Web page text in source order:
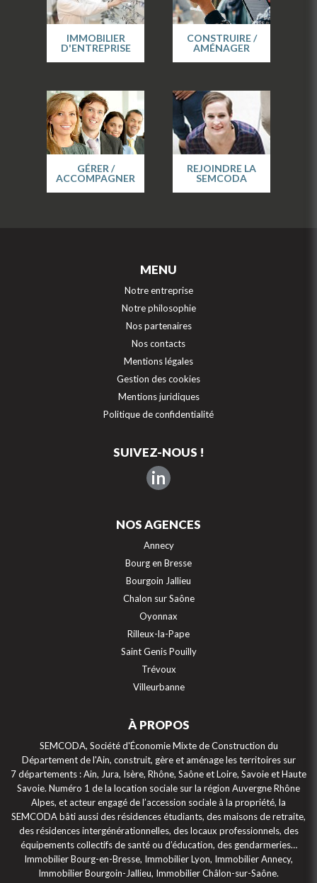
IMMOBILIER
D'ENTREPRISE
CONSTRUIRE /
AMÉNAGER
GÉRER /
ACCOMPAGNER
REJOINDRE LA
SEMCODA
MENU
Notre entreprise
Notre philosophie
Nos partenaires
Nos contacts
Mentions légales
Gestion des cookies
Mentions juridiques
Politique de confidentialité
SUIVEZ-NOUS !
in
NOS AGENCES
Annecy
Bourg en Bresse
Bourgoin Jallieu
Chalon sur Saône
Oyonnax
Rilleux-la-Pape
Saint Genis Pouilly
Trévoux
Villeurbanne
À PROPOS
SEMCODA, Société d'Économie Mixte de Construction du
Département de l'Ain, construit, gère et aménage les territoires sur
7 départements : Ain, Jura, Isère, Rhône, Saône et Loire, Savoie et Haute
Savoie. Numéro 1 de la location sociale sur la région Auvergne Rhône
Alpes, et acteur engagé de l’accession sociale à la propriété, la
SEMCODA bâti aussi des résidences étudiants, des maisons de retraite,
des résidences intergénérationnelles, des locaux professionnels, des
équipements collectifs de santé ou d’éducation, des gendarmeries…
Immobilier Bourg-en-Bresse, Immobilier Lyon, Immobilier Annecy,
Immobilier Bourgoin-Jallieu, Immobilier Châlon-sur-Saône.
Continuer sans accepter
Gestion des cookies
Ce site internet utilise des cookies et autres traceurs électroniques.
Ceux-ci sont installés sur votre appareil lorsque vous visitez ce site et
permettent de mémoriser des informations utilisées durant votre visite
de ce site.
Consulter notre politique de gestion des cookies